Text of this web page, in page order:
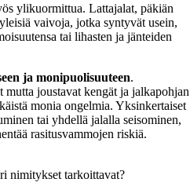
ylikuormittua. Lattajalat, päkiän
vaivoja, jotka syntyvät usein,
tai lihasten ja jänteiden
ja monipuolisuuteen.
joustavat kengät ja jalkapohjan
monia ongelmia. Yksinkertaiset
tai yhdellä jalalla seisominen,
rasitusvammojen riskiä.
nimitykset tarkoittavat?